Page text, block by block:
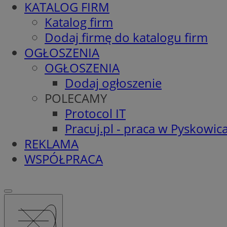
KATALOG FIRM
Katalog firm
Dodaj firmę do katalogu firm
OGŁOSZENIA
OGŁOSZENIA
Dodaj ogłoszenie
POLECAMY
Protocol IT
Pracuj.pl - praca w
REKLAMA
WSPÓŁPRACA